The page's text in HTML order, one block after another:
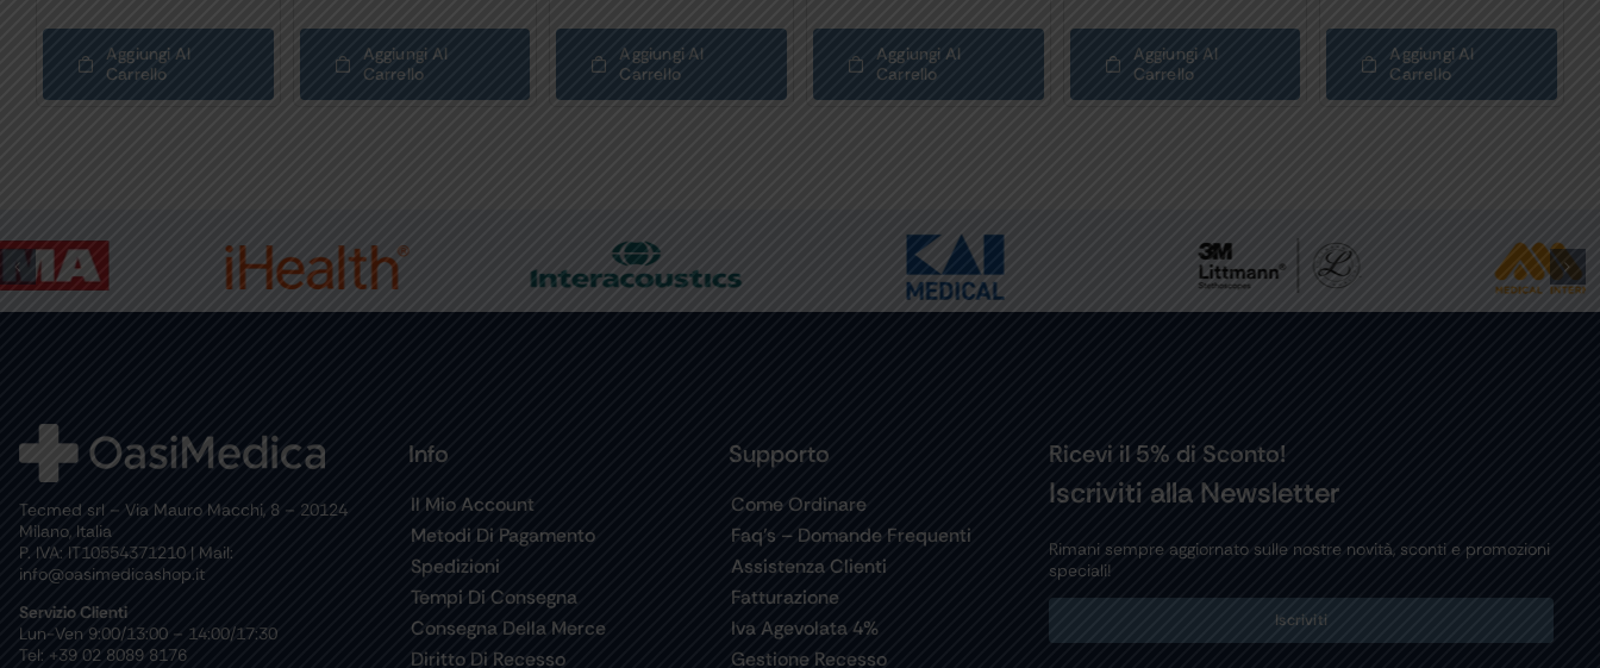
Aggiungi Al
Carrello
Aggiungi Al
Carrello
Aggiungi Al
Carrello
Aggiungi Al
Carrello
Aggiungi Al
Carrello
Aggiungi Al
Carrello
Tecmed srl – Via Mauro Macchi, 8 – 20124
Milano, Italia
P. IVA: IT10554371210 | Mail:
info@oasimedicashop.it
Servizio Clienti
Lun-Ven 9:00/13:00 – 14:00/17:30
Tel: +39 02 8089 8176
Info
Il Mio Account
Metodi Di Pagamento
Spedizioni
Tempi Di Consegna
Consegna Della Merce
Diritto Di Recesso
Supporto
Come Ordinare
Faq’s – Domande Frequenti
Assistenza Clienti
Fatturazione
Iva Agevolata 4%
Gestione Recesso
Ricevi il 5% di Sconto!
Iscriviti alla Newsletter
Rimani sempre aggiornato sulle nostre novità, sconti e promozioni
speciali!
Iscriviti